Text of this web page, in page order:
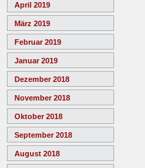
April 2019
März 2019
Februar 2019
Januar 2019
Dezember 2018
November 2018
Oktober 2018
September 2018
August 2018